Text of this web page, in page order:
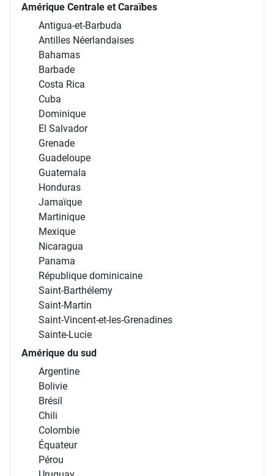
Amérique Centrale et Caraïbes
Antigua-et-Barbuda
Antilles Néerlandaises
Bahamas
Barbade
Costa Rica
Cuba
Dominique
El Salvador
Grenade
Guadeloupe
Guatemala
Honduras
Jamaïque
Martinique
Mexique
Nicaragua
Panama
République dominicaine
Saint-Barthélemy
Saint-Martin
Saint-Vincent-et-les-Grenadines
Sainte-Lucie
Amérique du sud
Argentine
Bolivie
Brésil
Chili
Colombie
Équateur
Pérou